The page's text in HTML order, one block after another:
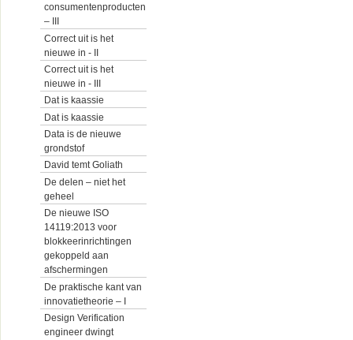
consumentenproducten
– III
Correct uit is het
nieuwe in - II
Correct uit is het
nieuwe in - III
Dat is kaassie
Dat is kaassie
Data is de nieuwe
grondstof
David temt Goliath
De delen – niet het
geheel
De nieuwe ISO
14119:2013 voor
blokkeerinrichtingen
gekoppeld aan
afschermingen
De praktische kant van
innovatietheorie – I
Design Verification
engineer dwingt